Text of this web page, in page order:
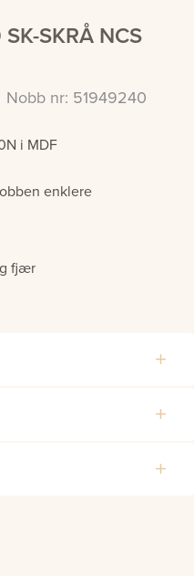
SKRÅ NCS
Nobb nr: 51949240
i MDF
enklere
fjær